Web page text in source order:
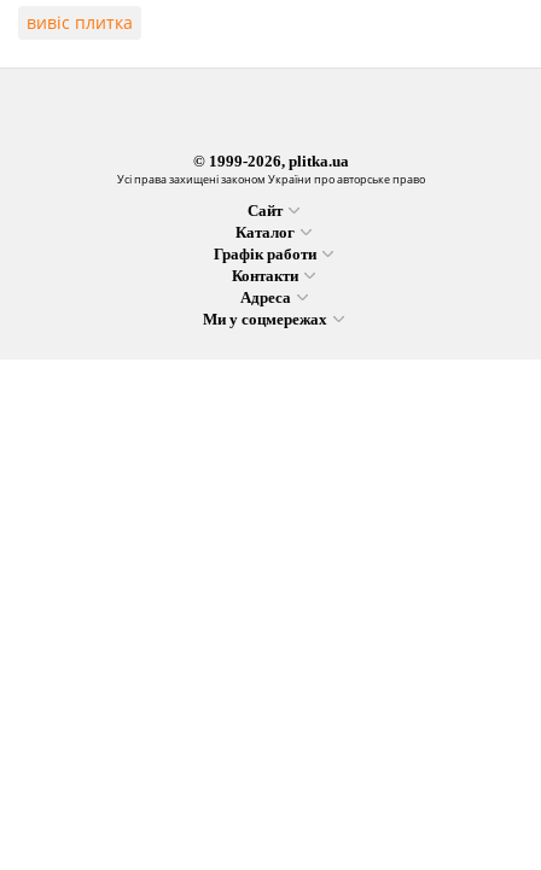
вивіс плитка
© 1999-2026, plitka.ua
Усі права захищені законом України про авторське право
Сайт
Каталог
Графік работи
Контакти
Адреса
Ми у соцмережах